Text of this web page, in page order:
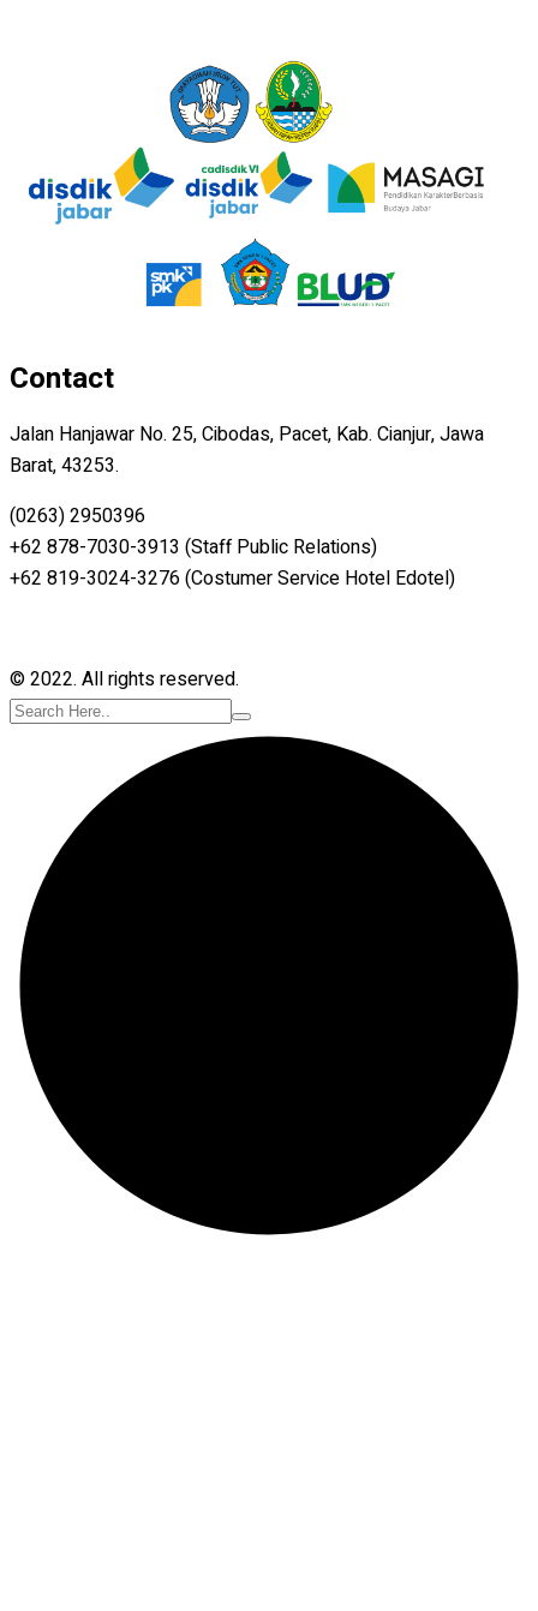
Contact
Jalan Hanjawar No. 25, Cibodas, Pacet, Kab. Cianjur, Jawa
Barat, 43253.
(0263) 2950396
+62 878-7030-3913 (Staff Public Relations)
+62 819-3024-3276 (Costumer Service Hotel Edotel)
© 2022. All rights reserved.